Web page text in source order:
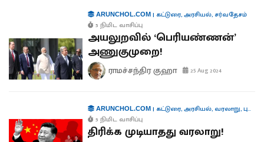
ARUNCHOL.COM| கட்டுரை,அரசியல், சர்வதேசம்
5 நிமிட வாசிப்பு
அயலுறவில் ‘பெரியண்ணன்’
அணுகுமுறை!
ராமச்சந்திர குஹா 25 Aug 2024
ARUNCHOL.COM| கட்டுரை,அரசியல், வரலாறு,புத்தகங்கள்
5 நிமிட வாசிப்பு
திரிக்க முடியாதது வரலாறு!